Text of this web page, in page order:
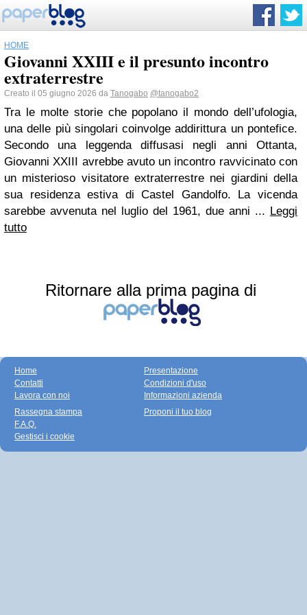
HOME
Giovanni XXIII e il presunto incontro
extraterrestre
Creato il 05 giugno 2026 da Tanogabo @tanogabo2
Tra le molte storie che popolano il mondo dell’ufologia,
una delle più singolari coinvolge addirittura un pontefice.
Secondo una leggenda diffusasi negli anni Ottanta,
Giovanni XXIII avrebbe avuto un incontro ravvicinato con
un misterioso visitatore extraterrestre nei giardini della
sua residenza estiva di Castel Gandolfo. La vicenda
sarebbe avvenuta nel luglio del 1961, due anni ... Leggi
tutto
Ritornare alla prima pagina di
Home
Contatti
Lavora con noi
Presentazione
Condizioni d'uso
Informazioni azienda
Rassegna stampa
F.A.Q.
Gestisci i cookie
Proponi il tuo blog